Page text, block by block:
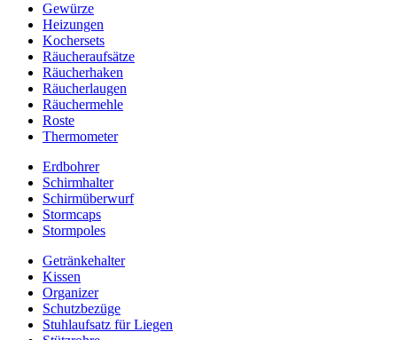
Gewürze
Heizungen
Kochersets
Räucheraufsätze
Räucherhaken
Räucherlaugen
Räuchermehle
Roste
Thermometer
Erdbohrer
Schirmhalter
Schirmüberwurf
Stormcaps
Stormpoles
Getränkehalter
Kissen
Organizer
Schutzbezüge
Stuhlaufsatz für Liegen